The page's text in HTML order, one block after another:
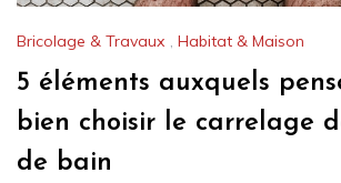
Bricolage & Travaux , Habitat & Maison
5 éléments auxquels
bien choisir le carrelage
de bain